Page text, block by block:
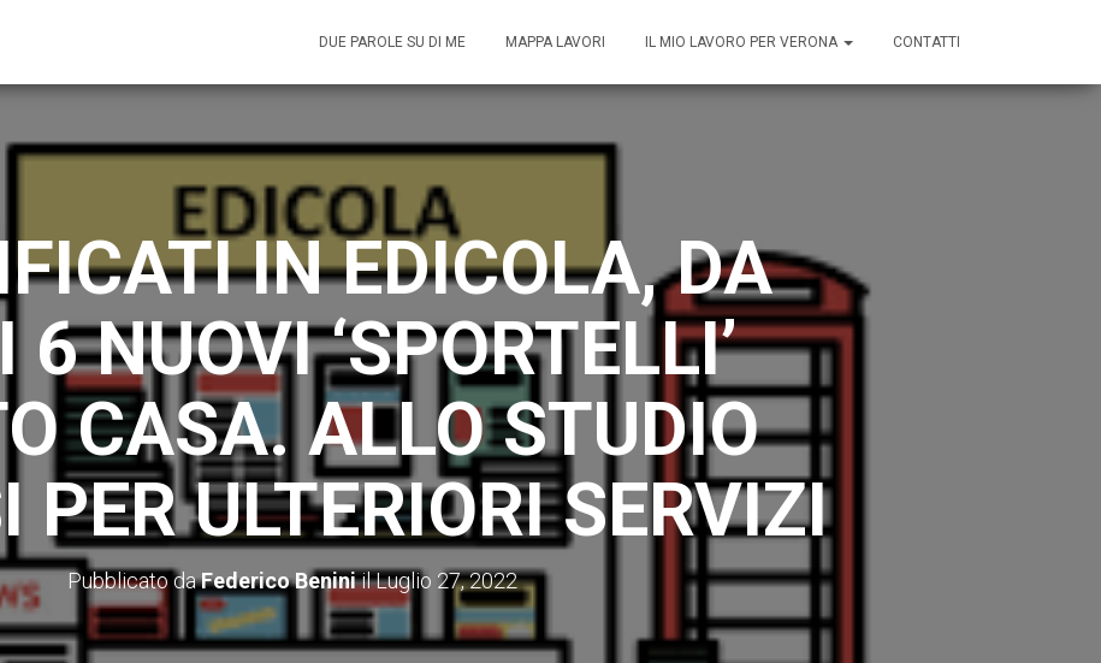
DUE PAROLE SU DI ME MAPPA LAVORI IL MIO LAVORO PER VERONA CONTATTI
IN EDICOLA, DA
6 NUOVI ‘SPORTELLI’
CASA. ALLO STUDIO
PER ULTERIORI SERVIZI
Pubblicato daFederico BeniniilLuglio 27, 2022